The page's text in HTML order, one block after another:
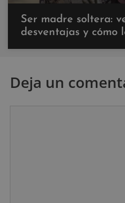
Ser madre soltera:
desventajas y cómo
Deja un